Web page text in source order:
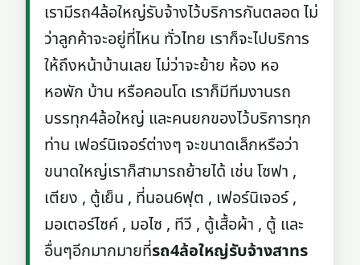
เรามีรถ4ล้อใหญ่รับจ้างไว้บริการกันตลอด ไม่
ว่าลูกค้าจะอยู่ที่ไหน ทั่วไทย เราก็จะไปบริการ
ให้ถึงหน้าบ้านเลย ไม่ว่าจะย้าย ห้อง หอ
หอพัก บ้าน หรือคอนโด เราก็มีทีมงานรถ
บรรทุก4ล้อใหญ่ และคนยกของไว้บริการทุก
ท่าน เฟอร์นิเจอร์ต่างๆ จะขนาดเล็กหรือว่า
ขนาดใหญ่เราก็สามารถย้ายได้ เช่น โซฟา ,
เตียง , ตู้เย็น , ที่นอน6ฟุต , เฟอร์นิเจอร์ ,
มอเตอร์ไซค์ , มอไซ , ทีวี , ตู้เสื้อผ้า , ตู้ และ
อื่นๆอีกมากมายที่รถ4ล้อใหญ่รับจ้างสาทร